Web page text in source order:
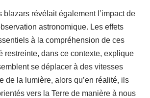
blazars révélait également l’impact de
astronomique. Les effets
à la compréhension de ces
restreinte, dans ce contexte, explique
se déplacer à des vitesses
de la lumière, alors qu’en réalité, ils
vers la Terre de manière à nous